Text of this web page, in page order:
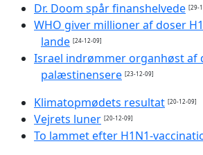
Dr. Doom spår finanshelvede [29-
WHO giver millioner af doser
lande [24-12-09]
Israel indrømmer organhøst af
palæstinensere [23-12-09]
Klimatopmødets resultat [20-12-09]
Vejrets luner [20-12-09]
To lammet efter H1N1-